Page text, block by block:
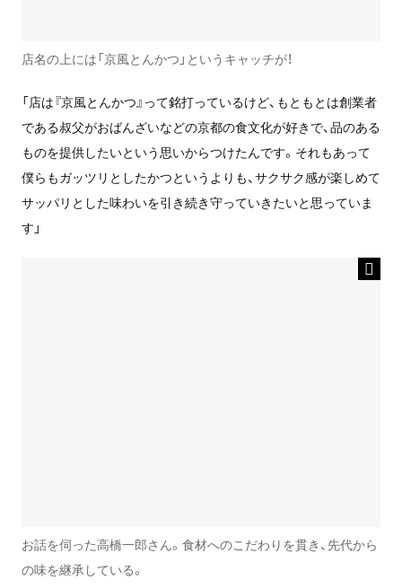
店名の上には「京風とんかつ」というキャッチが！
「店は『京風とんかつ』って銘打っているけど、もともとは創業者
である叔父がおばんざいなどの京都の食文化が好きで、品のある
ものを提供したいという思いからつけたんです。それもあって
僕らもガッツリとしたかつというよりも、サクサク感が楽しめて
サッパリとした味わいを引き続き守っていきたいと思っていま
す」
お話を伺った高橋一郎さん。食材へのこだわりを貫き、先代から
の味を継承している。